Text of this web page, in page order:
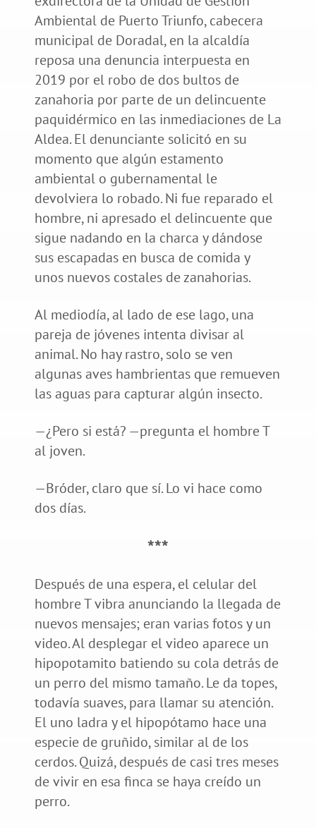
Ambiental de Puerto Triunfo, cabecera
municipal de Doradal, en la alcaldía
reposa una denuncia interpuesta en
2019 por el robo de dos bultos de
zanahoria por parte de un delincuente
paquidérmico en las inmediaciones de La
Aldea. El denunciante solicitó en su
momento que algún estamento
ambiental o gubernamental le
devolviera lo robado. Ni fue reparado el
hombre, ni apresado el delincuente que
sigue nadando en la charca y dándose
sus escapadas en busca de comida y
unos nuevos costales de zanahorias.
Al mediodía, al lado de ese lago, una
pareja de jóvenes intenta divisar al
animal. No hay rastro, solo se ven
algunas aves hambrientas que remueven
las aguas para capturar algún insecto.
—¿Pero si está? —pregunta el hombre T
al joven.
—Bróder, claro que sí. Lo vi hace como
dos días.
***
Después de una espera, el celular del
hombre T vibra anunciando la llegada de
nuevos mensajes; eran varias fotos y un
video. Al desplegar el video aparece un
hipopotamito batiendo su cola detrás de
un perro del mismo tamaño. Le da topes,
todavía suaves, para llamar su atención.
El uno ladra y el hipopótamo hace una
especie de gruñido, similar al de los
cerdos. Quizá, después de casi tres meses
de vivir en esa finca se haya creído un
perro.